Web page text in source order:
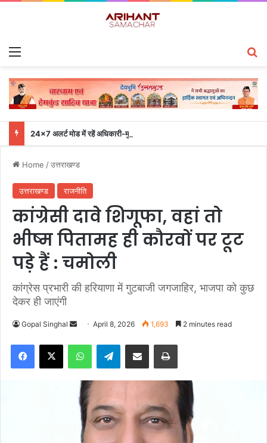
Home /उत्तराखण्ड
उत्तराखण्ड राजनीति
कांग्रेसी दावे शिगूफा, वहां तो
भीष्म पितामह ही कौरवों पर टूट
पड़े हैं : चमोली
कांग्रेस प्रभारी की हरियाणा में गुटबाजी जगजाहिर, भाजपा को कुछ
देकर ही जाएंगी
Gopal Singhal
n
d
a
n
e
m
April 8, 2026 1,693 2 minutes read
Telegram